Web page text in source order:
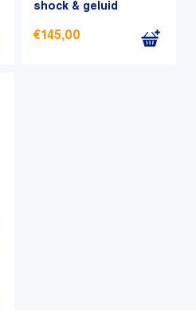
shock & geluid
€145,00